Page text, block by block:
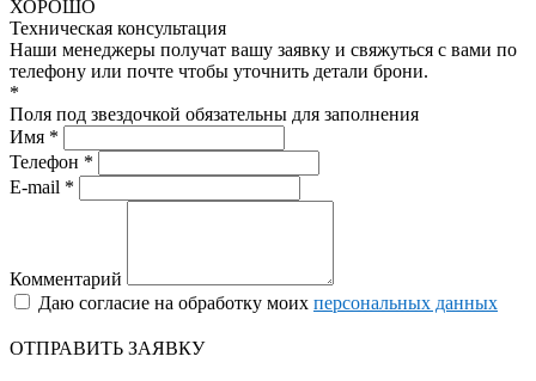
ХОРОШО
Техническая консультация
Наши менеджеры получат вашу заявку и свяжуться с вами по
телефону или почте чтобы уточнить детали брони.
*
Поля под звездочкой обязательны для заполнения
Имя *
Телефон *
E-mail *
Комментарий
Даю согласие на обработку моих персональных данных
ОТПРАВИТЬ ЗАЯВКУ